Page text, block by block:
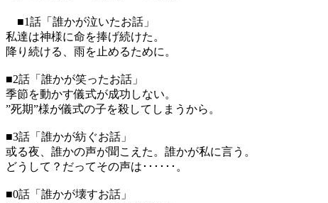
■1話「誰かが泣いたお話」
私達は神様に命を捧げ続けた。
降り続ける、雨を止めるために。
■2話「誰かが笑ったお話」
季節を動かす儀式が成功しない。
”死期”様が儀式の子を殺してしまうから。
■3話「誰かが紡ぐお話」
或る夜、誰かの声が聞こえた。誰かが私に言う。
どうして？だってその声は･･････。
■0話「誰かが壊すお話」